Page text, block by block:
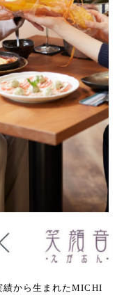
績から生まれたMICHI